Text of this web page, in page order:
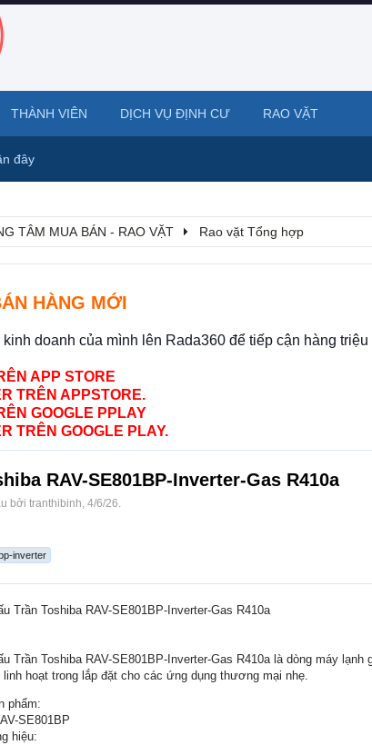
TÂM MUA BÁN - RAO VẶT Rao vặt Tổng hợp
HÀNG MỚI
doanh của mình lên Rada360 để tiếp cận hàng triệu
APP STORE
TRÊN APPSTORE.
GOOGLE PPLAY
TRÊN GOOGLE PLAY.
RAV-SE801BP-Inverter-Gas R410a
bởi tranthibinh, 4/6/26.
inverter
Trần Toshiba RAV-SE801BP-Inverter-Gas R410a
Trần Toshiba RAV-SE801BP-Inverter-Gas R410a là dòng máy
hoạt trong lắp đặt cho các ứng dụng thương mại nhẹ.
phẩm:
SE801BP
hiệu:
đây
THÀNH VIÊN DỊCH VỤ ĐỊNH CƯ RAO VẶT